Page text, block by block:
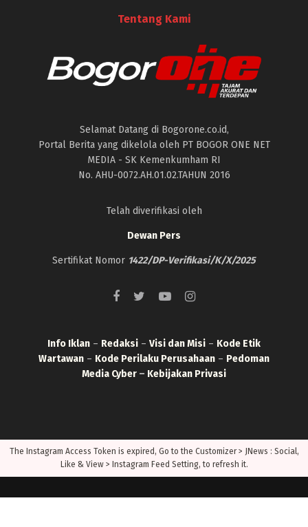
Tentang Kami
Selamat Datang di Bogorone.co.id,
Portal Berita yang dikelola oleh PT BOGOR ONE NET
MEDIA - SK Kemenkumham RI
No. AHU-0072.AH.01.02.TAHUN 2016
Telah diverifikasi oleh
Dewan Pers
Sertifikat Nomor 1422/DP-Verifikasi/K/X/2025
Info Iklan – Redaksi – Visi dan Misi – Kode Etik
Wartawan – Kode Perilaku Perusahaan – Pedoman
Media Cyber – Kebijakan Privasi
The Instagram Access Token is expired, Go to the Customizer > JNews : Social,
Like & View > Instagram Feed Setting, to refresh it.